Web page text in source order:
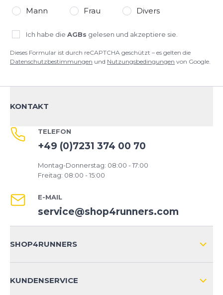
Mann Frau Divers
Ich habe die AGBs gelesen und akzeptiere sie.
Dieses Formular ist durch reCAPTCHA geschützt – es gelten die
Datenschutzbestimmungen und Nutzungsbedingungen von Google.
KONTAKT
TELEFON
+49 (0)7231 374 00 70
Montag-Donnerstag: 08:00 - 17:00
Freitag: 08:00 - 15:00
E-MAIL
service@shop4runners.com
SHOP4RUNNERS
KUNDENSERVICE